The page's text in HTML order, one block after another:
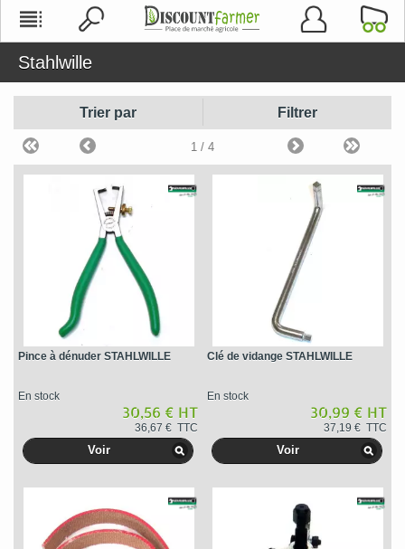
Stahlwille
Trier par Filtrer
1/ 4
Pince à dénuder STAHLWILLE
En stock
30,56 € HT
36,67 € TTC
Voir
Clé de vidange STAHLWILLE
En stock
30,99 € HT
37,19 € TTC
Voir